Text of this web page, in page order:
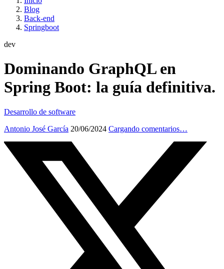
Blog
Back-end
Springboot
dev
Dominando GraphQL en
Spring Boot: la guía definitiva.
Desarrollo de software
Antonio José García 20/06/2024 Cargando comentarios…